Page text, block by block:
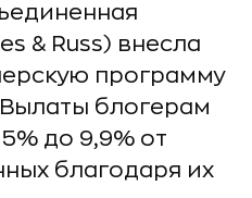
& Russ) внесла
программу
блогерам
до 9,9% от
благодаря их